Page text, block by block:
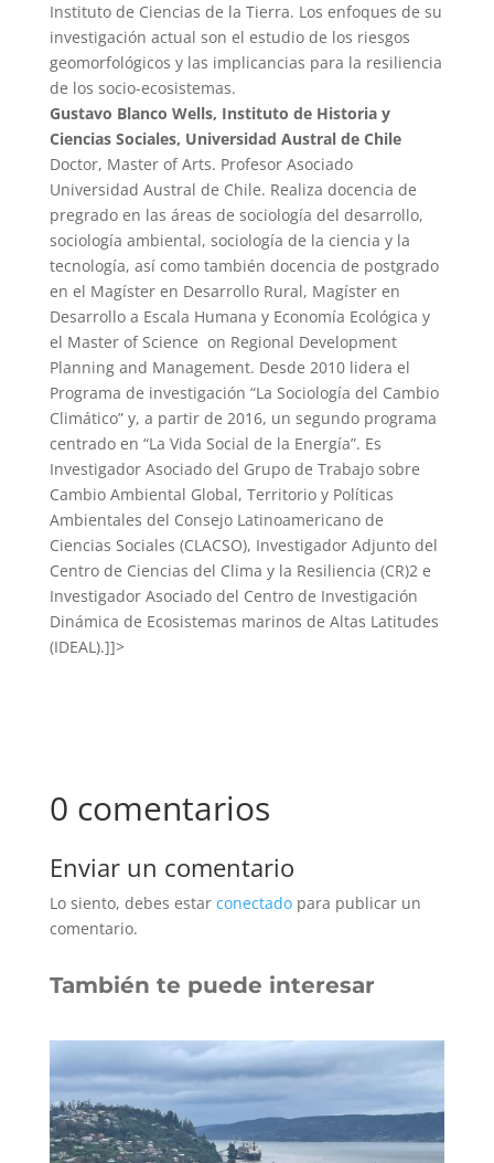
Instituto de Ciencias de la Tierra. Los enfoques de su
investigación actual son el estudio de los riesgos
geomorfológicos y las implicancias para la resiliencia
de los socio-ecosistemas.
Gustavo Blanco Wells, Instituto de Historia y
Ciencias Sociales, Universidad Austral de Chile
Doctor, Master of Arts. Profesor Asociado
Universidad Austral de Chile. Realiza docencia de
pregrado en las áreas de sociología del desarrollo,
sociología ambiental, sociología de la ciencia y la
tecnología, así como también docencia de postgrado
en el Magíster en Desarrollo Rural, Magíster en
Desarrollo a Escala Humana y Economía Ecológica y
el Master of Science on Regional Development
Planning and Management. Desde 2010 lidera el
Programa de investigación “La Sociología del Cambio
Climático” y, a partir de 2016, un segundo programa
centrado en “La Vida Social de la Energía”. Es
Investigador Asociado del Grupo de Trabajo sobre
Cambio Ambiental Global, Territorio y Políticas
Ambientales del Consejo Latinoamericano de
Ciencias Sociales (CLACSO), Investigador Adjunto del
Centro de Ciencias del Clima y la Resiliencia (CR)2 e
Investigador Asociado del Centro de Investigación
Dinámica de Ecosistemas marinos de Altas Latitudes
(IDEAL).]]>
0 comentarios
Enviar un comentario
Lo siento, debes estar conectadopara publicar un
comentario.
También te puede interesar